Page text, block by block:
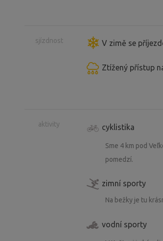
sjízdnost V zimě se
Ztížený přístup
aktivity cyklistika
Sme 4 km pod
pomedzí.
zimní sporty
Na bežky je tu
vodní sporty